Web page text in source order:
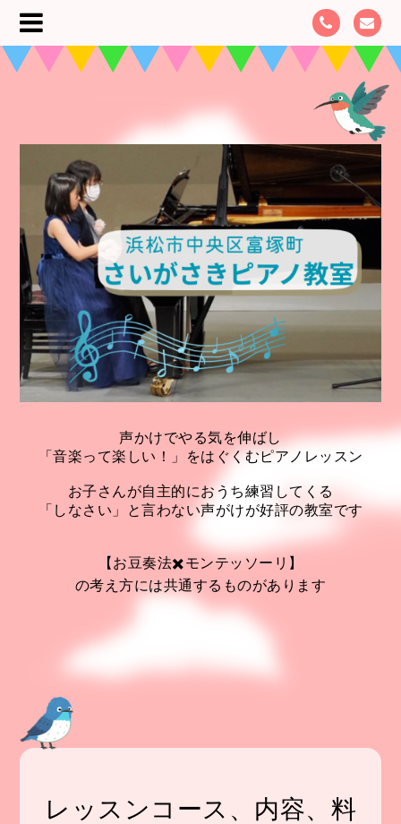
声かけでやる気を伸ばし
「音楽って楽しい！」をはぐくむピアノレッスン
お子さんが自主的におうち練習してくる
「しなさい」と言わない声がけが好評の教室です
【お豆奏法✖️モンテッソーリ】
の考え方には共通するものがあります
レッスンコース、内容、料